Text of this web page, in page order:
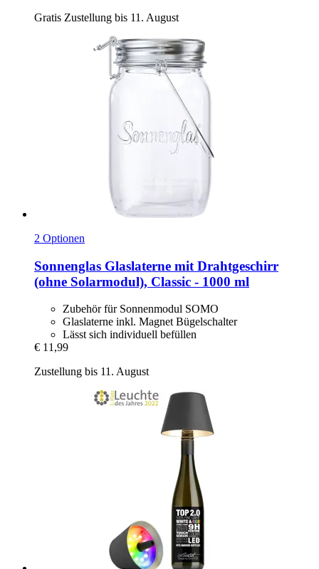
Gratis Zustellung bis 11. August
2 Optionen
Sonnenglas Glaslaterne mit Drahtgeschirr
(ohne Solarmodul), Classic -​ 1000 ml
Zubehör für Sonnenmodul SOMO
Glaslaterne inkl. Magnet Bügelschalter
Lässt sich individuell befüllen
€ 11,99
Zustellung bis 11. August